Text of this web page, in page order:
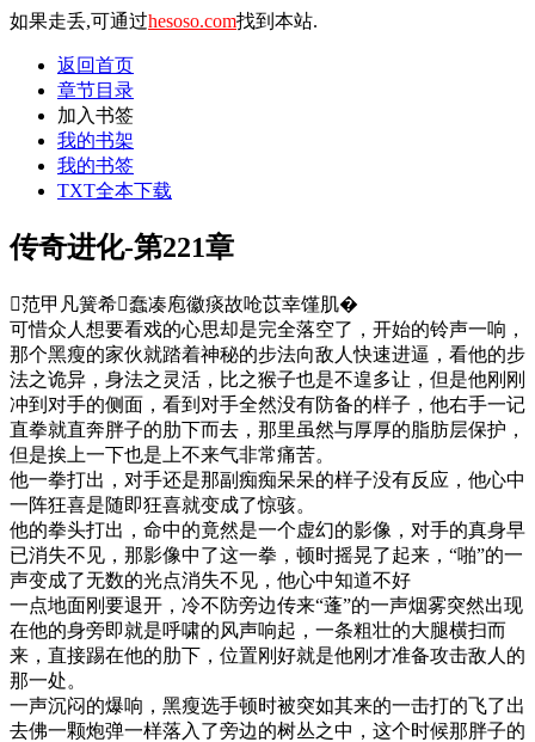
如果走丢,可通过hesoso.com找到本站.
返回首页
章节目录
加入书签
我的书架
我的书签
TXT全本下载
传奇进化-第221章
范甲凡簧希蠢凑庖徽痰故呛苡幸馑肌�
可惜众人想要看戏的心思却是完全落空了，开始的铃声一响，
那个黑瘦的家伙就踏着神秘的步法向敌人快速进逼，看他的步
法之诡异，身法之灵活，比之猴子也是不遑多让，但是他刚刚
冲到对手的侧面，看到对手全然没有防备的样子，他右手一记
直拳就直奔胖子的肋下而去，那里虽然与厚厚的脂肪层保护，
但是挨上一下也是上不来气非常痛苦。
他一拳打出，对手还是那副痴痴呆呆的样子没有反应，他心中
一阵狂喜是随即狂喜就变成了惊骇。
他的拳头打出，命中的竟然是一个虚幻的影像，对手的真身早
已消失不见，那影像中了这一拳，顿时摇晃了起来，“啪”的一
声变成了无数的光点消失不见，他心中知道不好
一点地面刚要退开，冷不防旁边传来“蓬”的一声烟雾突然出现
在他的身旁即就是呼啸的风声响起，一条粗壮的大腿横扫而
来，直接踢在他的肋下，位置刚好就是他刚才准备攻击敌人的
那一处。
一声沉闷的爆响，黑瘦选手顿时被突如其来的一击打的飞了出
去佛一颗炮弹一样落入了旁边的树丛之中，这个时候那胖子的